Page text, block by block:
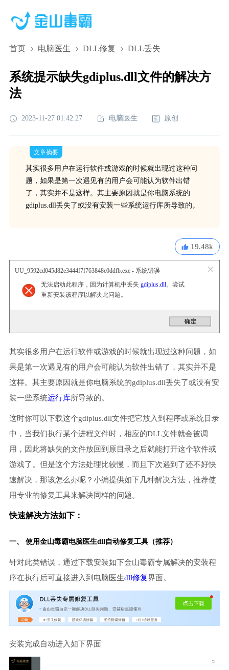
首页 电脑医生 DLL修复 DLL丢失
系统提示缺失gdiplus.dll文件的解决方
法
2023-11-27 01:42:27 电脑医生 原创
文章摘要
其实很多用户在运行软件或游戏的时候就出现过这种问
题，如果是第一次遇见有的用户会可能认为软件出错
了，其实并不是这样。其主要原因就是你电脑系统的
gdiplus.dll丢失了或没有安装一些系统运行库所导致的。
19.48k
UU_9592cd045d82e3444f7f763848c0ddfb.exe - 系统错误
无法启动此程序，因为计算机中丢失 gdiplus.dll。尝试
重新安装该程序以解决此问题。
其实很多用户在运行软件或游戏的时候就出现过这种问题，如
果是第一次遇见有的用户会可能认为软件出错了，其实并不是
这样。其主要原因就是你电脑系统的gdiplus.dll丢失了或没有安
装一些系统运行库所导致的。
这时你可以下载这个gdiplus.dll文件把它放入到程序或系统目录
中，当我们执行某个进程文件时，相应的DLL文件就会被调
用，因此将缺失的文件放回到原目录之后就能打开这个软件或
游戏了。但是这个方法处理比较慢，而且下次遇到了还不好快
速解决，那该怎么办呢？小编提供如下几种解决方法，推荐使
用专业的修复工具来解决同样的问题。
快速解决方法如下：
一、 使用金山毒霸电脑医生dll自动修复工具（推荐）
针对此类错误，通过下载安装如下金山毒霸专属解决的安装程
序在执行后可直接进入到电脑医生dll修复界面。
安装完成自动进入如下界面